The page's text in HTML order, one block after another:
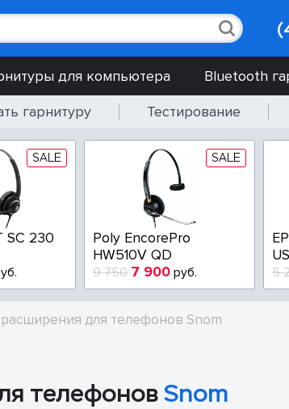
для компьютера Bluetooth
гарнитуру Тестирование
SALE
SC 230
SALE
Poly EncorePro
HW510V QD
9 750 7 900 руб. 5
для телефонов Snom
телефоновSnom